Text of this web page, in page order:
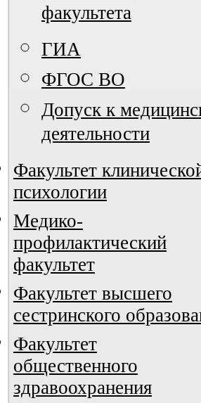
факультета
ГИА
ФГОС ВО
Допуск к
деятельности
Факультет
психологии
Медико-
профилактический
факультет
Факультет высшего
сестринского
Факультет
общественного
здравоохранения